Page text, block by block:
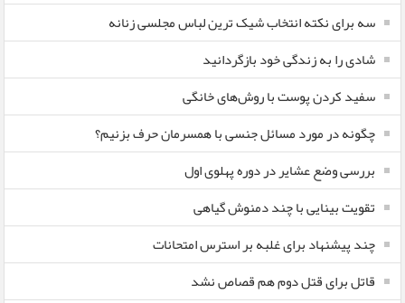
سه برای نکته انتخاب شیک ترین لباس مجلسی زنانه
شادی را به زندگی خود بازگردانید
سفید کردن پوست با روش‌های خانگی
چگونه در مورد مسائل جنسی با همسرمان حرف بزنیم؟
بررسی وضع عشایر در دوره پهلوی اول
تقویت بینایی با چند دمنوش گیاهی
چند پیشنهاد برای غلبه بر استرس امتحانات
قاتل برای قتل دوم هم قصاص نشد